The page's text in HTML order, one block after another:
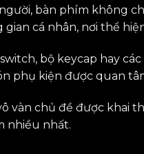
bàn phím không
gian cá nhân, nơi thể
bộ keycap hay
phụ kiện được quan
vàn chủ đề được khai
nhiều nhất.